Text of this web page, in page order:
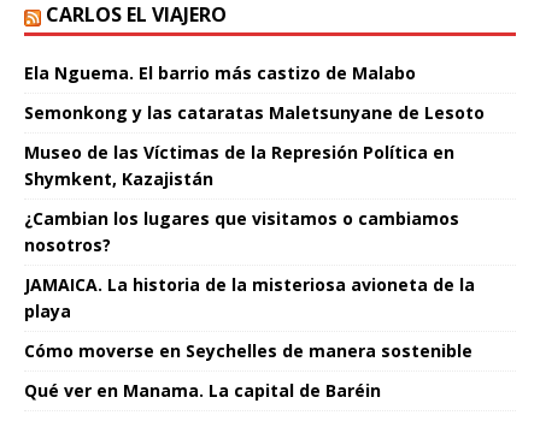
CARLOS EL VIAJERO
Ela Nguema. El barrio más castizo de Malabo
Semonkong y las cataratas Maletsunyane de Lesoto
Museo de las Víctimas de la Represión Política en
Shymkent, Kazajistán
¿Cambian los lugares que visitamos o cambiamos
nosotros?
JAMAICA. La historia de la misteriosa avioneta de la
playa
Cómo moverse en Seychelles de manera sostenible
Qué ver en Manama. La capital de Baréin